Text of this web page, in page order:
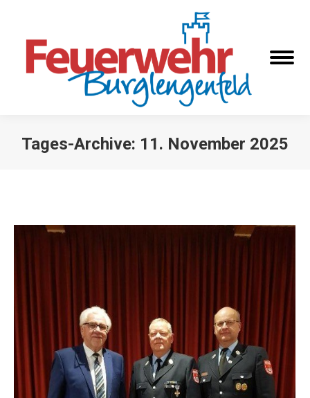
Tages-Archive: 11. November 2025